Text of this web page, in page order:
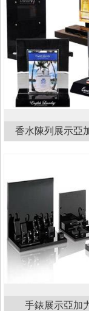
香水陳列展示亞
手錶展示亞加